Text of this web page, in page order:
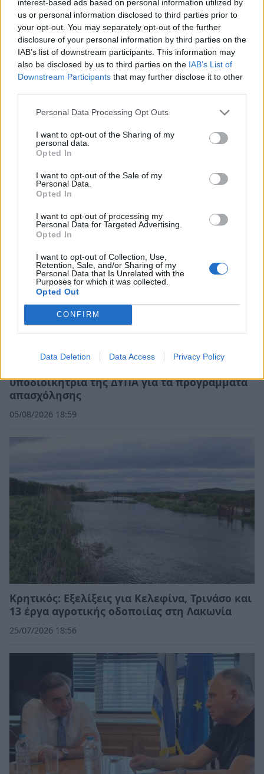
interest-based ads based on personal information utilized by
us or personal information disclosed to third parties prior to
your opt-out. You may separately opt-out of the further
disclosure of your personal information by third parties on the
IAB’s list of downstream participants. This information may
also be disclosed by us to third parties on the IAB’s List of
Downstream Participants that may further disclose it to other
Personal Data Processing Opt Outs
I want to opt-out of the Sharing of my
personal data.
Opted In
I want to opt-out of the Sale of my
Personal Data.
Opted In
I want to opt-out of processing my
Personal Data for Targeted Advertising.
Opted In
I want to opt-out of Collection, Use,
Retention, Sale, and/or Sharing of my
Personal Data that Is Unrelated with the
Purposes for which it was collected.
Opted Out
CONFIRM
Data Deletion Data Access Privacy Policy
Οι Διεθνείς Παιδικοί Αγώνες, τα
06/08/2026 14:38
υποδιοικήτρια της ΔΥΠΑ για τα προγράμματα
απασχόλησης
05/08/2026 18:59
Κρητικός: Εξελίξεις για Κελεφίνα, Τρινάσο και
13 έργα αγροτικής οδοποιίας στη Λακωνία
25/07/2026 18:56